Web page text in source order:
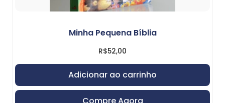
Minha Pequena Bíblia
R$52,00
Adicionar ao carrinho